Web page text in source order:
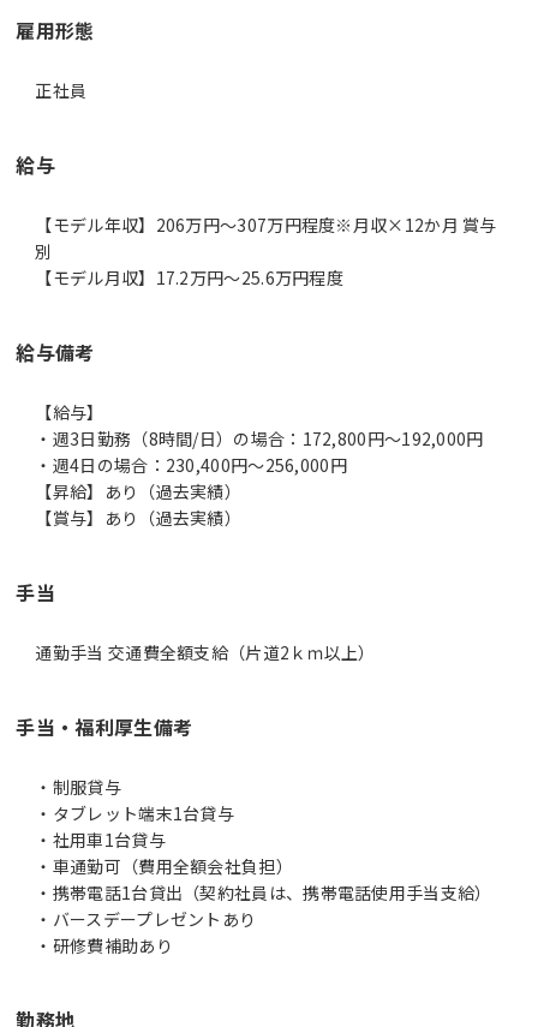
雇用形態
正社員
給与
【モデル年収】206万円〜307万円程度※月収×12か月 賞与
別
【モデル月収】17.2万円〜25.6万円程度
給与備考
【給与】
・週3日勤務（8時間/日）の場合：172,800円～192,000円
・週4日の場合：230,400円～256,000円
【昇給】あり（過去実績）
【賞与】あり（過去実績）
手当
通勤手当 交通費全額支給（片道2ｋｍ以上）
手当・福利厚生備考
・制服貸与
・タブレット端末1台貸与
・社用車1台貸与
・車通勤可（費用全額会社負担）
・携帯電話1台貸出（契約社員は、携帯電話使用手当支給）
・バースデープレゼントあり
・研修費補助あり
勤務地